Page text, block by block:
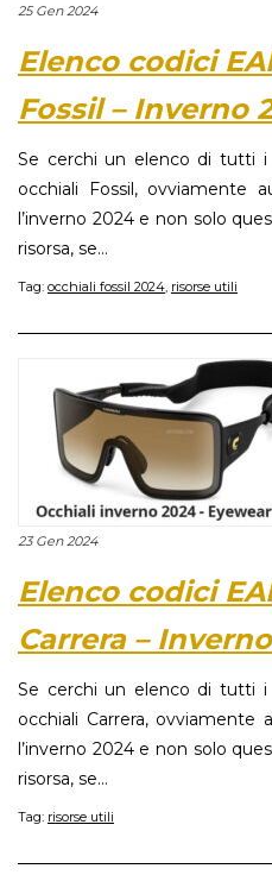
25 Gen 2024
Elenco codici
Fossil – Inverno
Se cerchi un elenco di tutti i
occhiali Fossil, ovviamente
l’inverno 2024 e non solo
risorsa, se...
Tag: occhiali fossil 2024 risorse utili
23 Gen 2024
Elenco codici
Carrera –
Se cerchi un elenco di tutti i
occhiali Carrera,
l’inverno 2024 e non solo
risorsa, se...
Tag: risorse utili